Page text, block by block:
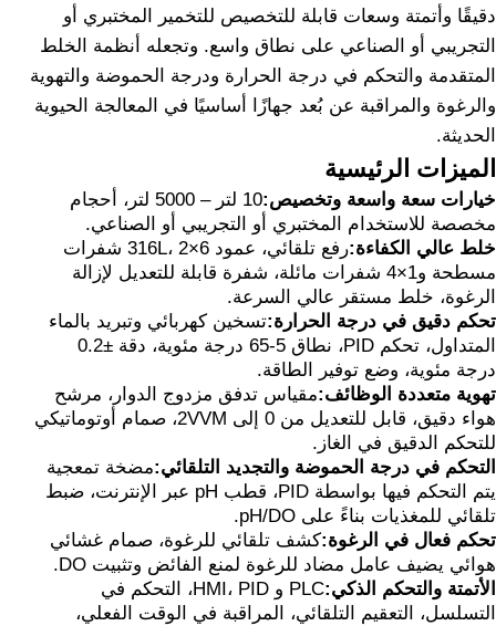
دقيقًا وأتمتة وسعات قابلة للتخصيص للتخمير المختبري أو
التجريبي أو الصناعي على نطاق واسع. وتجعله أنظمة الخلط
المتقدمة والتحكم في درجة الحرارة ودرجة الحموضة والتهوية
والرغوة والمراقبة عن بُعد جهازًا أساسيًا في المعالجة الحيوية
الحديثة.
الميزات الرئيسية
خيارات سعة واسعة وتخصيص:
10 لتر – 5000 لتر، أحجام
مخصصة للاستخدام المختبري أو التجريبي أو الصناعي.
خلط عالي الكفاءة:
رفع تلقائي، عمود 316L، 2×6 شفرات
مسطحة و1×4 شفرات مائلة، شفرة قابلة للتعديل لإزالة
الرغوة، خلط مستقر عالي السرعة.
تحكم دقيق في درجة الحرارة:تسخين كهربائي وتبريد بالماء
المتداول، تحكم PID، نطاق 5-65 درجة مئوية، دقة ±0.2
درجة مئوية، وضع توفير الطاقة.
تهوية متعددة الوظائف:مقياس تدفق مزدوج الدوار، مرشح
هواء دقيق، قابل للتعديل من 0 إلى 2VVM، صمام أوتوماتيكي
للتحكم الدقيق في الغاز.
التحكم في درجة الحموضة والتجديد التلقائي:مضخة تمعجية
يتم التحكم فيها بواسطة PID، قطب pH عبر الإنترنت، ضبط
تلقائي للمغذيات بناءً على pH/DO.
تحكم فعال في الرغوة:كشف تلقائي للرغوة، صمام غشائي
هوائي يضيف عامل مضاد للرغوة لمنع الفائض وتثبيت DO.
الأتمتة والتحكم الذكي:
PLC و HMI، PID، التحكم في
التسلسل، التعقيم التلقائي، المراقبة في الوقت الفعلي،